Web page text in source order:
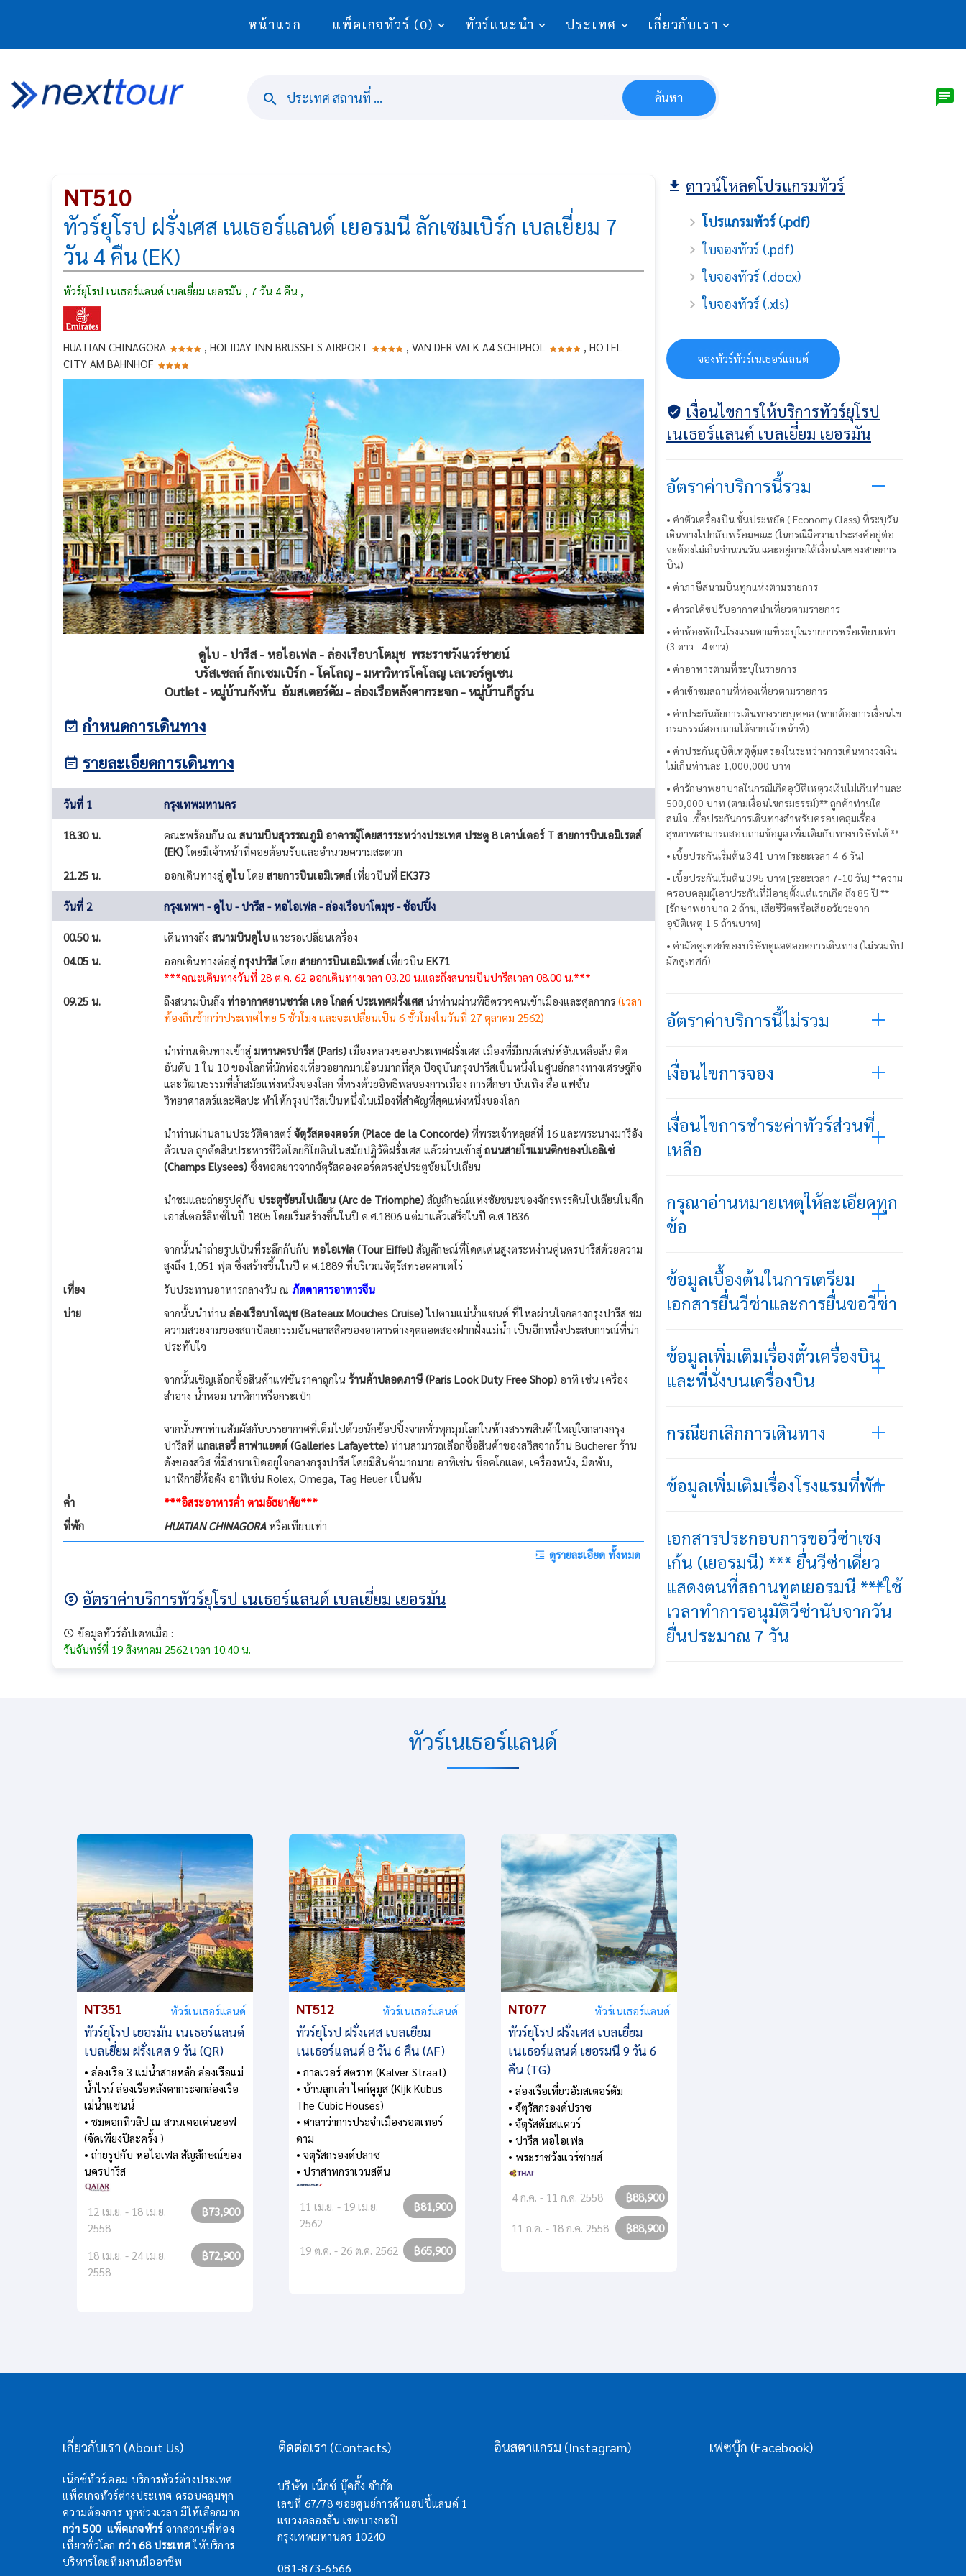
หน้าแรก แพ็คเกจทัวร์ (0) ทัวร์แนะนำ ประเทศ เกี่ยวกับเรา
ประเทศ สถานที่ ... ค้นหา
NT510
ทัวร์ยุโรป ฝรั่งเศส เนเธอร์แลนด์ เยอรมนี ลักเซมเบิร์ก เบลเยี่ยม 7
วัน 4 คืน (EK)
ทัวร์ยุโรป เนเธอร์แลนด์ เบลเยี่ยม เยอรมัน , 7 วัน 4 คืน ,
HUATIAN CHINAGORA , HOLIDAY INN BRUSSELS AIRPORT , VAN DER VALK A4 SCHIPHOL
, HOTEL
CITY AM BAHNHOF
ดูไบ - ปารีส - หอไอเฟล - ล่องเรือบาโตมุช พระราชวังแวร์ซายน์
บรัสเซลล์ ลักเซมเบิร์ก - โคโลญ - มหาวิหารโคโลญ เลเวอร์คูเซน
Outlet - หมู่บ้านกังหัน อัมสเตอร์ดัม - ล่องเรือหลังคากระจก - หมู่บ้านกีธูร์น
กำหนดการเดินทาง
รายละเอียดการเดินทาง
วันที่ 1 กรุงเทพมหานคร
18.30 น. คณะพร้อมกัน ณ สนามบินสุวรรณภูมิ อาคารผู้โดยสารระหว่างประเทศ ประตู 8 เคาน์เตอร์ T สายการบินเอมิเรตส์
(EK)โดยมีเจ้าหน้าที่คอยต้อนรับและอำนวยความสะดวก
21.25 น.
ออกเดินทางสู่ ดูไบโดย สายการบินเอมิเรตส์ เที่ยวบินที่ EK373
วันที่ 2 กรุงเทพฯ - ดูไบ - ปารีส - หอไอเฟล - ล่องเรือบาโตมุช - ช้อปปิ้ง
00.50 น. เดินทางถึง สนามบินดูไบแวะรอเปลี่ยนเครื่อง
04.05 น.
ออกเดินทางต่อสู่ กรุงปารีสโดย สายการบินเอมิเรตส์ เที่ยวบิน EK71
***คณะเดินทางวันที่ 28 ต.ค. 62 ออกเดินทางเวลา 03.20 น.และถึงสนามบินปารีสเวลา 08.00 น.***
09.25 น.
ถึงสนามบินถึง ท่าอากาศยานชาร์ล เดอ โกลด์ ประเทศฝรั่งเศส นำท่านผ่านพิธีตรวจคนเข้าเมืองและศุลกากร (เวลา
ท้องถิ่นช้ากว่าประเทศไทย 5 ชั่วโมง และจะเปลี่ยนเป็น 6 ชั๋วโมงในวันที่ 27 ตุลาคม 2562)
นำท่านเดินทางเข้าสู่ มหานครปารีส (Paris)เมืองหลวงของประเทศฝรั่งเศส เมืองที่มีมนต์เสน่ห์อันเหลือล้น ติด
อันดับ 1 ใน 10 ของโลกที่นักท่องเที่ยวอยากมาเยือนมากที่สุด ปัจจุบันกรุงปารีสเป็นหนึ่งในศูนย์กลางทางเศรษฐกิจ
และวัฒนธรรมที่ล้ำสมัยแห่งหนึ่งของโลก ที่ทรงด้วยอิทธิพลของการเมือง การศึกษา บันเทิง สื่อ แฟชั่น
วิทยาศาสตร์และศิลปะ ทำให้กรุงปารีสเป็นหนึ่งในเมืองที่สำคัญที่สุดแห่งหนึ่งของโลก
นำท่านผ่านลานประวัติศาสตร์ จัตุรัสคองคอร์ด (Place de la Concorde) ที่พระเจ้าหลุยส์ที่ 16 และพระนางมารีอัง
ตัวเนต ถูกตัดสินประหารชีวิตโดยกิโยตินในสมัยปฏิวัติฝรั่งเศส แล้วผ่านเข้าสู่ ถนนสายโรแมนติกชองป์เอลิเซ่
(Champs Elysees) ซึ่งทอดยาวจากจัตุรัสคองคอร์ดตรงสู่ประตูชัยนโปเลียน
นำชมและถ่ายรูปคู่กับ ประตูชัยนโปเลียน (Arc de Triomphe)สัญลักษณ์แห่งชัยชนะของจักรพรรดินโปเลียนในศึก
เอาส์เตอร์ลิทซ์ในปี 1805 โดยเริ่มสร้างขึ้นในปี ค.ศ.1806 แต่มาแล้วเสร็จในปี ค.ศ.1836
จากนั้นนำถ่ายรูปเป็นที่ระลึกกับกับ หอไอเฟล (Tour Eiffel)สัญลักษณ์ที่โดดเด่นสูงตระหง่านคู่นครปารีสด้วยความ
สูงถึง 1,051 ฟุต ซึ่งสร้างขึ้นในปี ค.ศ.1889 ที่บริเวณจัตุรัสทรอคคาเดโร่
เที่ยง
รับประทานอาหารกลางวัน ณ ภัตตาคารอาหารจีน
บ่าย
จากนั้นนำท่าน ล่องเรือบาโตมุช (Bateaux Mouches Cruise)ไปตามแม่น้ำแซนด์ ที่ไหลผ่านใจกลางกรุงปารีส ชม
ความสวยงามของสถาปัตยกรรมอันคลาสสิคของอาคารต่างๆตลอดสองฝากฝั่งแม่น้ำ เป็นอีกหนึ่งประสบการณ์ที่น่า
ประทับใจ
จากนั้นเชิญเลือกซื้อสินค้าแฟชั่นราคาถูกใน ร้านค้าปลอดภาษี (Paris Look Duty Free Shop) อาทิ เช่น เครื่อง
สำอาง น้ำหอม นาฬิกาหรือกระเป๋า
จากนั้นพาท่านสัมผัสกับบรรยากาศที่เต็มไปด้วยนักช้อปปิ้งจากทั่วทุกมุมโลกในห้างสรรพสินค้าใหญ่ใจกลางกรุง
ปารีสที่ แกลเลอรี่ ลาฟาแยตต์ (Galleries Lafayette) ท่านสามารถเลือกซื้อสินค้าของสวิสจากร้าน Bucherer ร้าน
ดังของสวิส ที่มีสาขาเปิดอยู่ใจกลางกรุงปารีส โดยมีสินค้ามากมาย อาทิเช่น ช็อคโกแลต, เครื่องหนัง, มีดพับ,
นาฬิกายี่ห้อดัง อาทิเช่น Rolex, Omega, Tag Heuer เป็นต้น
ค่ำ
***อิสระอาหารค่ำ ตามอัธยาศัย***
ที่พัก
HUATIAN CHINAGORAหรือเทียบเท่า
ดูรายละเอียด ทั้งหมด
อัตราค่าบริการทัวร์ยุโรป เนเธอร์แลนด์ เบลเยี่ยม เยอรมัน
ข้อมูลทัวร์อัปเดทเมื่อ :
วันจันทร์ที่ 19 สิงหาคม 2562 เวลา 10:40 น.
ดาวน์โหลดโปรแกรมทัวร์
โปรแกรมทัวร์ (.pdf)
ใบจองทัวร์ (.pdf)
ใบจองทัวร์ (.docx)
ใบจองทัวร์ (.xls)
ทว รทว รเ รแ ด
จองทัวร์ทัวร์เนเธอร์แลนด์
เงื่อนไขการให้บริการทัวร์ยุโรป
เนเธอร์แลนด์ เบลเยี่ยม เยอรมัน
อัตราค่าบริการนี้รวม
• ค่าตั๋วเครื่องบิน ชั้นประหยัด ( Economy Class) ที่ระบุวัน
เดินทางไปกลับพร้อมคณะ (ในกรณีมีความประสงค์อยู่ต่อ
จะต้องไม่เกินจำนวนวัน และอยู่ภายใต้เงื่อนไขของสายการ
บิน)
• ค่าภาษีสนามบินทุกแห่งตามรายการ
• ค่ารถโค้ชปรับอากาศนำเที่ยวตามรายการ
• ค่าห้องพักในโรงแรมตามที่ระบุในรายการหรือเทียบเท่า
(3 ดาว - 4 ดาว)
• ค่าอาหารตามที่ระบุในรายการ
• ค่าเข้าชมสถานที่ท่องเที่ยวตามรายการ
• ค่าประกันภัยการเดินทางรายบุคคล (หากต้องการเงื่อนไข
กรมธรรม์สอบถามได้จากเจ้าหน้าที่)
• ค่าประกันอุบัติเหตุคุ้มครองในระหว่างการเดินทางวงเงิน
ไม่เกินท่านละ 1,000,000 บาท
• ค่ารักษาพยาบาลในกรณีเกิดอุบัติเหตุวงเงินไม่เกินท่านละ
500,000 บาท (ตามเงื่อนไขกรมธรรม์)** ลูกค้าท่านใด
สนใจ...ซื้อประกันการเดินทางสำหรับครอบคลุมเรื่อง
สุขภาพสามารถสอบถามข้อมูล เพิ่มเติมกับทางบริษัทได้ **
• เบี้ยประกันเริ่มต้น 341 บาท [ระยะเวลา 4-6 วัน]
• เบี้ยประกันเริ่มต้น 395 บาท [ระยะเวลา 7-10 วัน] **ความ
ครอบคลุมผู้เอาประกันที่มีอายุตั้งแต่แรกเกิด ถึง 85 ปี **
[รักษาพยาบาล 2 ล้าน, เสียชีวิตหรือเสียอวัยวะจาก
อุบัติเหตุ 1.5 ล้านบาท]
• ค่ามัคคุเทศก์ของบริษัทดูแลตลอดการเดินทาง (ไม่รวมทิป
มัคคุเทศก์)
อัตราค่าบริการนี้ไม่รวม
เงื่อนไขการจอง
เงื่อนไขการชำระค่าทัวร์ส่วนที่
เหลือ
กรุณาอ่านหมายเหตุให้ละเอียดทุก
ข้อ
ข้อมูลเบื้องต้นในการเตรียม
เอกสารยื่นวีซ่าและการยื่นขอวีซ่า
ข้อมูลเพิ่มเติมเรื่องตั๋วเครื่องบิน
และที่นั่งบนเครื่องบิน
กรณียกเลิกการเดินทาง
ข้อมูลเพิ่มเติมเรื่องโรงแรมที่พัก
เอกสารประกอบการขอวีซ่าเชง
เก้น (เยอรมนี) *** ยื่นวีซ่าเดี่ยว
แสดงตนที่สถานทูตเยอรมนี ***ใช้
เวลาทำการอนุมัติวีซ่านับจากวัน
ยื่นประมาณ 7 วัน
ทัวร์เนเธอร์แลนด์
NT351 ทัวร์เนเธอร์แลนด์
ทัวร์ยุโรป เยอรมัน เนเธอร์แลนด์
เบลเยี่ยม ฝรั่งเศส 9 วัน (QR)
• ล่องเรือ 3 แม่น้ำสายหลัก ล่องเรือแม่
น้ำไรน์ ล่องเรือหลังคากระจกล่องเรือ
เม่น้ำแซนน์
• ชมดอกทิวลิป ณ สวนเคอเค่นฮอฟ
(จัดเพียงปีละครั้ง )
• ถ่ายรูปกับ หอไอเฟล สัญลักษณ์ของ
นครปารีส
12 เม.ย. - 18 เม.ย.
2558
฿73,900
18 เม.ย. - 24 เม.ย.
2558
฿72,900
NT512 ทัวร์เนเธอร์แลนด์
ทัวร์ยุโรป ฝรั่งเศส เบลเยียม
เนเธอร์แลนด์ 8 วัน 6 คืน (AF)
• กาลเวอร์ สตราท (Kalver Straat)
• บ้านลูกเต๋า ไคก์คูมูส (Kijk Kubus
The Cubic Houses)
• ศาลาว่าการประจำเมืองรอตเทอร์
ดาม
• จตุรัสกรองด์ปลาซ
• ปราสาทกราเวนสตีน
11 เม.ย. - 19 เม.ย.
2562
฿81,900
19 ต.ค. - 26 ต.ค. 2562 ฿65,900
NT077 ทัวร์เนเธอร์แลนด์
ทัวร์ยุโรป ฝรั่งเศส เบลเยี่ยม
เนเธอร์แลนด์ เยอรมนี 9 วัน 6
คืน (TG)
• ล่องเรือเที่ยวอัมสเตอร์ดัม
• จัตุรัสกรองด์ปราซ
• จัตุรัสดัมสแควร์
• ปารีส หอไอเฟล
• พระราชวังแวร์ซายส์
4 ก.ค. - 11 ก.ค. 2558 ฿88,900
11 ก.ค. - 18 ก.ค. 2558 ฿88,900
เกี่ยวกับเรา (About Us)
เน็กซ์ทัวร์.คอม บริการทัวร์ต่างประเทศ
แพ็คเกจทัวร์ต่างประเทศ ครอบคลุมทุก
ความต้องการ ทุกช่วงเวลา มีให้เลือกมาก
กว่า 500 แพ็คเกจทัวร์จากสถานที่ท่อง
เที่ยวทั่วโลกกว่า 68 ประเทศให้บริการ
บริหารโดยทีมงานมืออาชีพ
ติดต่อเรา (Contacts)
บริษัท เน็กซ์ บุ๊คกิ้ง จำกัด
เลขที่ 67/78 ซอยศูนย์การค้าแฮปปี้แลนด์ 1
แขวงคลองจั่น เขตบางกะปิ
กรุงเทพมหานคร 10240
081-873-6566
อินสตาแกรม (Instagram) เฟซบุ๊ก (Facebook)